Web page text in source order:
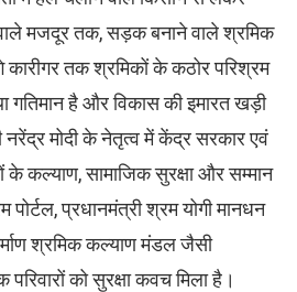
वाले मजदूर तक, सड़क बनाने वाले श्रमिक
तक श्रमिकों के कठोर परिश्रम
गतिमान है और विकास की इमारत खड़ी
मोदी के नेतृत्व में केंद्र सरकार एवं
के कल्याण, सामाजिक सुरक्षा और सम्मान
प्रधानमंत्री श्रम योगी मानधन
श्रमिक कल्याण मंडल जैसी
को सुरक्षा कवच मिला है।